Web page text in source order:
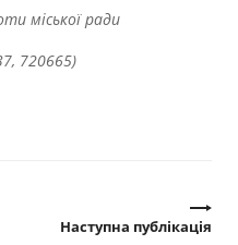
міської ради
720665)
Наступна публікація